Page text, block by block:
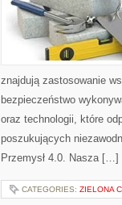
znajdują zastosowanie
bezpieczeństwo
oraz technologii, które
poszukujących
Przemysł 4.0. Nasza […]
CATEGORIES: ZIELONA